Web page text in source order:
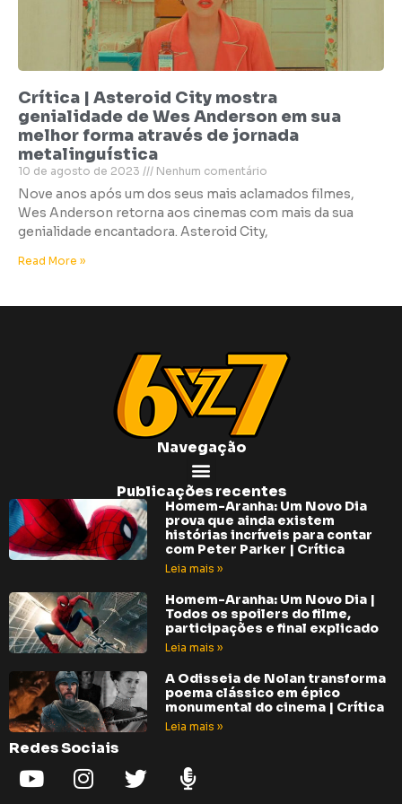
Crítica | Asteroid City mostra
genialidade de Wes Anderson em sua
melhor forma através de jornada
metalinguística
10 de agosto de 2023 Nenhum comentário
Nove anos após um dos seus mais aclamados filmes,
Wes Anderson retorna aos cinemas com mais da sua
genialidade encantadora. Asteroid City,
Read More »
Navegação
Publicações recentes
Homem-Aranha: Um Novo Dia
prova que ainda existem
histórias incríveis para contar
com Peter Parker | Crítica
Leia mais »
Homem-Aranha: Um Novo Dia |
Todos os spoilers do filme,
participações e final explicado
Leia mais »
A Odisseia de Nolan transforma
poema clássico em épico
monumental do cinema | Crítica
Leia mais »
Redes Sociais